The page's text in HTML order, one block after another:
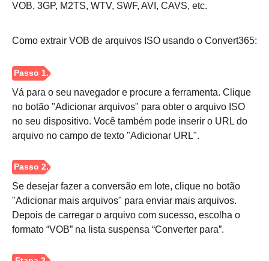
VOB, 3GP, M2TS, WTV, SWF, AVI, CAVS, etc.
Como extrair VOB de arquivos ISO usando o Convert365:
Vá para o seu navegador e procure a ferramenta. Clique
no botão "Adicionar arquivos" para obter o arquivo ISO
no seu dispositivo. Você também pode inserir o URL do
arquivo no campo de texto "Adicionar URL".
Se desejar fazer a conversão em lote, clique no botão
"Adicionar mais arquivos" para enviar mais arquivos.
Depois de carregar o arquivo com sucesso, escolha o
formato “VOB” na lista suspensa “Converter para”.